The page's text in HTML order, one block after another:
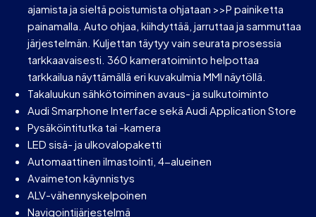
ajamista ja sieltä poistumista ohjataan >>P painiketta
painamalla. Auto ohjaa, kiihdyttää, jarruttaa ja sammuttaa
järjestelmän. Kuljettan täytyy vain seurata prosessia
tarkkaavaisesti. 360 kameratoiminto helpottaa
tarkkailua näyttämällä eri kuvakulmia MMI näytöllä.
Takaluukun sähkötoiminen avaus- ja sulkutoiminto
Audi Smarphone Interface sekä Audi Application Store
Pysäköintitutka tai -kamera
LED sisä- ja ulkovalopaketti
Automaattinen ilmastointi, 4-alueinen
Avaimeton käynnistys
ALV-vähennyskelpoinen
Navigointijärjestelmä